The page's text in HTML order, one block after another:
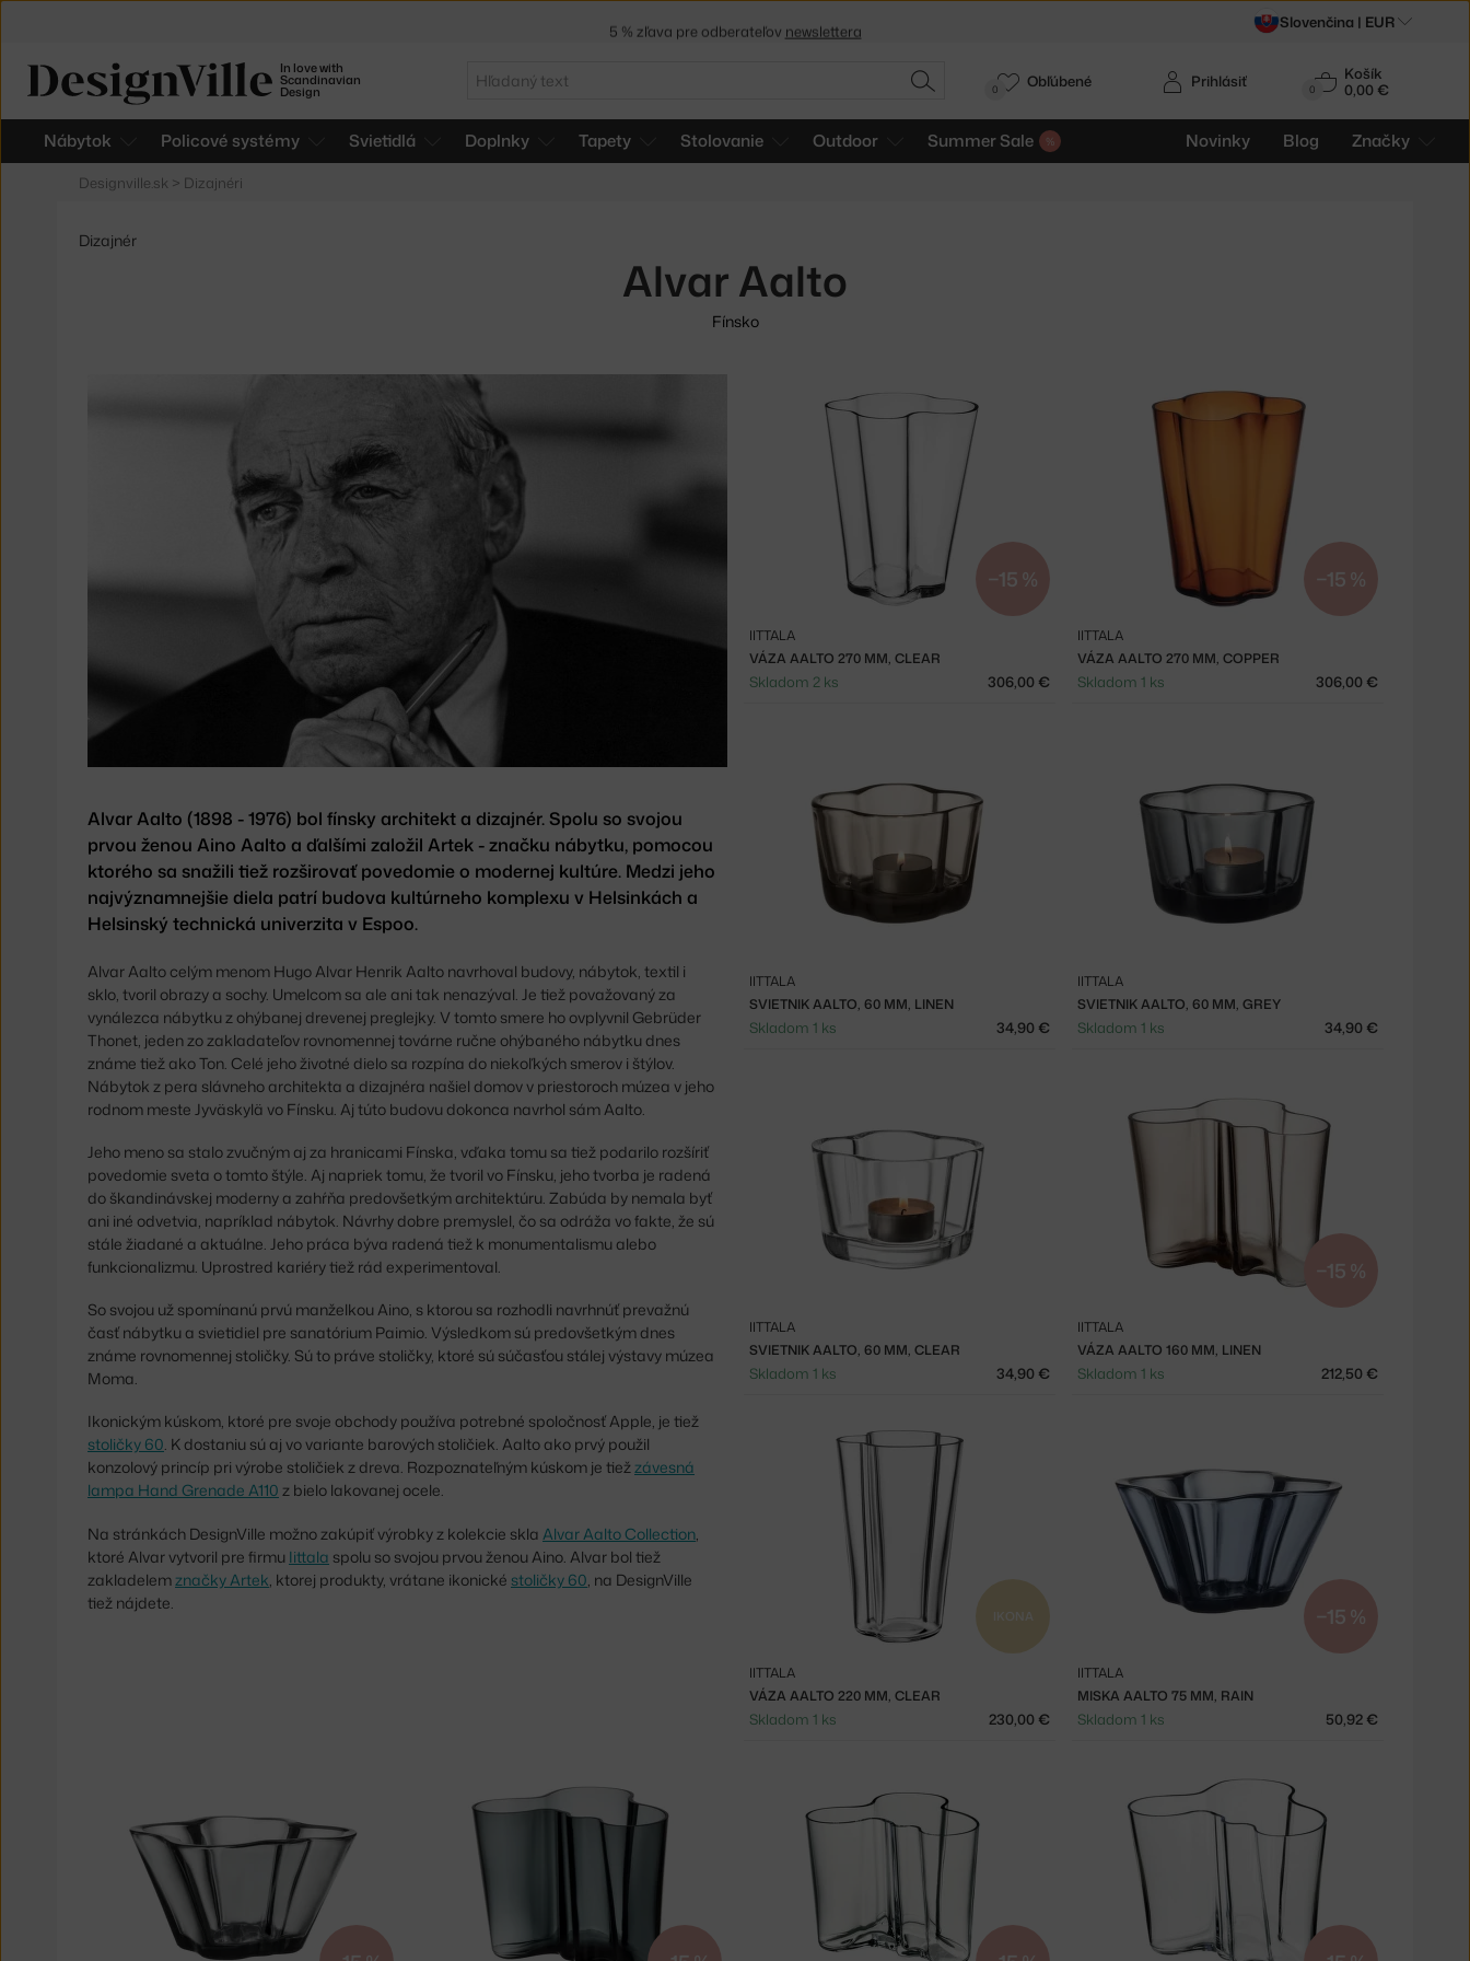
In love with
Scandinavian
Design
Hľadať
HĽADAŤ 0
Košík
0,00 €
Nábytok Policové systémy Svietidlá Doplnky Tapety Stolovanie Outdoor Summer Sale Novinky Blog Značky
Prihlásiť
0 Obľúbené
Designville.sk > Dizajnéri
Dizajnér
Alvar Aalto
Fínsko
Alvar Aalto (1898 - 1976) bol fínsky architekt a dizajnér. Spolu so svojou
prvou ženou Aino Aalto a ďalšími založil Artek - značku nábytku, pomocou
ktorého sa snažili tiež rozširovať povedomie o modernej kultúre. Medzi jeho
najvýznamnejšie diela patrí budova kultúrneho komplexu v Helsinkách a
Helsinský technická univerzita v Espoo.
Alvar Aalto celým menom Hugo Alvar Henrik Aalto navrhoval budovy, nábytok, textil i
sklo, tvoril obrazy a sochy. Umelcom sa ale ani tak nenazýval. Je tiež považovaný za
vynálezca nábytku z ohýbanej drevenej preglejky. V tomto smere ho ovplyvnil Gebrüder
Thonet, jeden zo zakladateľov rovnomennej továrne ručne ohýbaného nábytku dnes
známe tiež ako Ton. Celé jeho životné dielo sa rozpína do niekoľkých smerov i štýlov.
Nábytok z pera slávneho architekta a dizajnéra našiel domov v priestoroch múzea v jeho
rodnom meste Jyväskylä vo Fínsku. Aj túto budovu dokonca navrhol sám Aalto.
Jeho meno sa stalo zvučným aj za hranicami Fínska, vďaka tomu sa tiež podarilo rozšíriť
povedomie sveta o tomto štýle. Aj napriek tomu, že tvoril vo Fínsku, jeho tvorba je radená
do škandinávskej moderny a zahŕňa predovšetkým architektúru. Zabúda by nemala byť
ani iné odvetvia, napríklad nábytok. Návrhy dobre premyslel, čo sa odráža vo fakte, že sú
stále žiadané a aktuálne. Jeho práca býva radená tiež k monumentalismu alebo
funkcionalizmu. Uprostred kariéry tiež rád experimentoval.
So svojou už spomínanú prvú manželkou Aino, s ktorou sa rozhodli navrhnúť prevažnú
časť nábytku a svietidiel pre sanatórium Paimio. Výsledkom sú predovšetkým dnes
známe rovnomennej stoličky. Sú to práve stoličky, ktoré sú súčasťou stálej výstavy múzea
Moma.
Ikonickým kúskom, ktoré pre svoje obchody používa potrebné spoločnosť Apple, je tiež
stoličky 60. K dostaniu sú aj vo variante barových stoličiek. Aalto ako prvý použil
konzolový princíp pri výrobe stoličiek z dreva. Rozpoznateľným kúskom je tiežzávesná
lampa Hand Grenade A110 z bielo lakovanej ocele.
Na stránkách DesignVille možno zakúpiť výrobky z kolekcie skla Alvar Aalto Collection
ktoré Alvar vytvoril pre firmu Iittala spolu so svojou prvou ženou Aino. Alvar bol tiež
zakladelem značky Artek , ktorej produkty, vrátane ikonické stoličky 60 , na DesignVille
tiež nájdete.
−15 %
VÁZA AALTO 270 MM, CLEAR
IITTALA
Skladom 2 ks 306,00 €
−15 %
VÁZA AALTO 270 MM, COPPER
IITTALA
Skladom 1 ks 306,00 €
SVIETNIK AALTO, 60 MM, LINEN
IITTALA
Skladom 1 ks 34,90 €
SVIETNIK AALTO, 60 MM, GREY
IITTALA
Skladom 1 ks 34,90 €
SVIETNIK AALTO, 60 MM, CLEAR
IITTALA
Skladom 1 ks 34,90 €
−15 %
VÁZA AALTO 160 MM, LINEN
IITTALA
Skladom 1 ks 212,50 €
IKONA
VÁZA AALTO 220 MM, CLEAR
IITTALA
Skladom 1 ks 230,00 €
−15 %
MISKA AALTO 75 MM, RAIN
IITTALA
Skladom 1 ks 50,92 €
Slovenčina | EUR